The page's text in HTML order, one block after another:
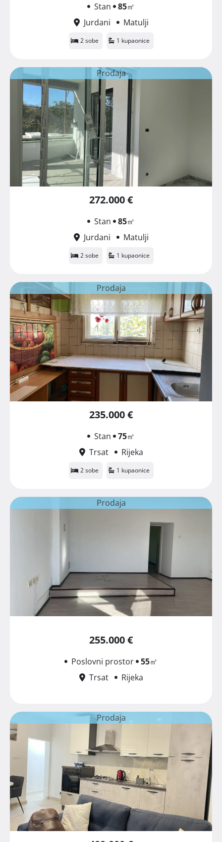
Stan 85㎡
Jurdani
Matulji
2 sobe 1 kupaonice
Prodaja
272.000 €
Stan 85㎡
Jurdani
Matulji
2 sobe 1 kupaonice
Prodaja
235.000 €
Stan 75㎡
Trsat
Rijeka
2 sobe 1 kupaonice
Prodaja
255.000 €
Poslovni prostor 55㎡
Trsat
Rijeka
Prodaja